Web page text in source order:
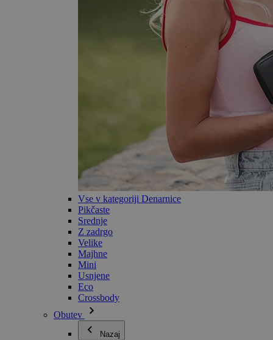
Vse v kategoriji Denarnice
Pikčaste
Srednje
Z zadrgo
Velike
Majhne
Mini
Usnjene
Eco
Crossbody
Obutev
Nazaj